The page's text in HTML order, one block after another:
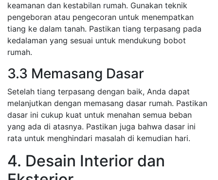
keamanan dan kestabilan rumah. Gunakan teknik
pengeboran atau pengecoran untuk menempatkan
tiang ke dalam tanah. Pastikan tiang terpasang pada
kedalaman yang sesuai untuk mendukung bobot
rumah.
3.3 Memasang Dasar
Setelah tiang terpasang dengan baik, Anda dapat
melanjutkan dengan memasang dasar rumah. Pastikan
dasar ini cukup kuat untuk menahan semua beban
yang ada di atasnya. Pastikan juga bahwa dasar ini
rata untuk menghindari masalah di kemudian hari.
4. Desain Interior dan